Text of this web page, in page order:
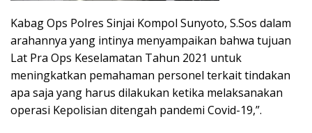
Kabag Ops Polres Sinjai Kompol Sunyoto, S.Sos dalam
arahannya yang intinya menyampaikan bahwa tujuan
Lat Pra Ops Keselamatan Tahun 2021 untuk
meningkatkan pemahaman personel terkait tindakan
apa saja yang harus dilakukan ketika melaksanakan
operasi Kepolisian ditengah pandemi Covid-19,”.